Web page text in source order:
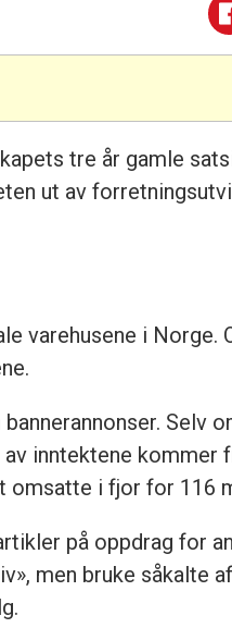
tre år gamle
ut av
varehusene i Norge.
Selv
inntektene kommer
omsatte i fjor for 116
på oppdrag for
men bruke såkalte